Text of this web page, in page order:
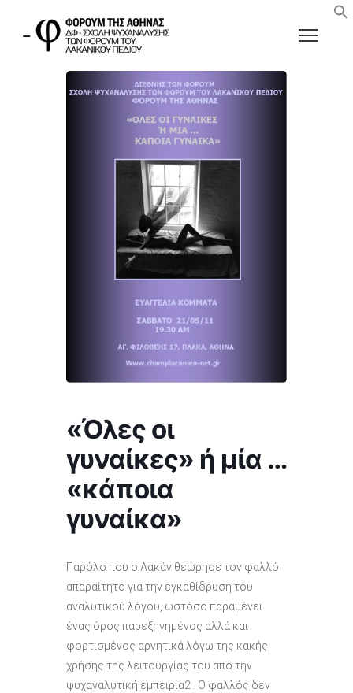
«Όλες οι
γυναίκες» ή μία …
«κάποια
γυναίκα»
Παρόλο που ο Λακάν θεώρησε τον φαλλό
απαραίτητο για την εγκαθίδρυση του
αναλυτικού λόγου, ωστόσο παραµένει
ένας όρος παρεξηγηµένος αλλά και
φορτισµένος αρνητικά λόγω της κακής
χρήσης της λειτουργίας του από την
ψυχαναλυτική εµπειρία2 . Ο φαλλός δεν